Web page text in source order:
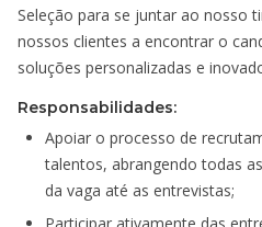
Seleção para se juntar ao nosso
nossos clientes a encontrar o
soluções personalizadas e
Responsabilidades:
Apoiar o processo de
talentos, abrangendo todas
da vaga até as entrevistas;